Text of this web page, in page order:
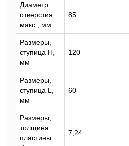
Диаметр
отверстия
макс., мм
85
Размеры,
ступица H,
мм
120
Размеры,
ступица L,
мм
60
Размеры,
толщина
пластины
7,24